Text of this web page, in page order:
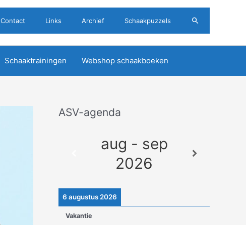
Contact Links Archief Schaakpuzzels Zoeken
Schaaktrainingen Webshop schaakboeken
ASV-agenda
aug - sep
2026
6 augustus 2026
Vakantie
A
e